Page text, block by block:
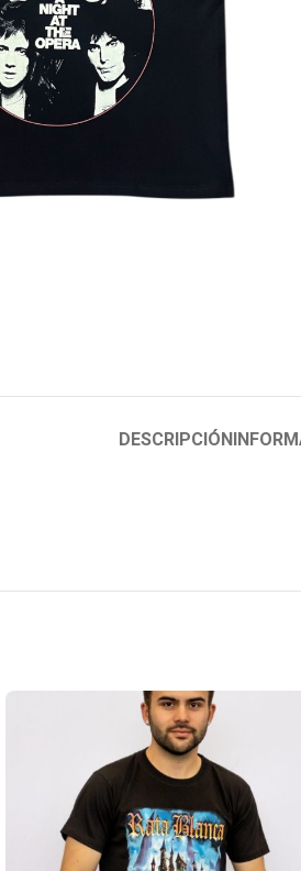
DESCRIPCIÓN